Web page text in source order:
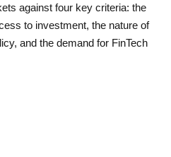
against four key criteria: the
to investment, the nature of
and the demand for FinTech